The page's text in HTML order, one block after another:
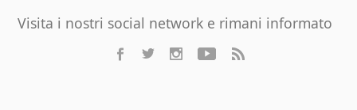
Visita i nostri social network e rimani informato